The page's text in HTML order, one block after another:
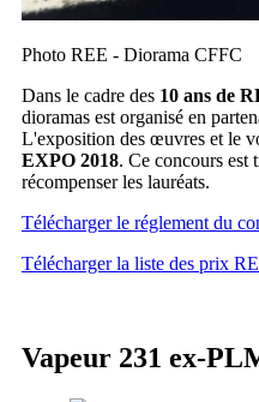
Photo REE - Diorama CFFC
Dans le cadre des 10 ans de
dioramas est organisé en
L'exposition des œuvres et le
EXPO 2018. Ce concours est
récompenser les lauréats.
Télécharger le réglement du
Télécharger la liste des prix
Vapeur 231 ex-